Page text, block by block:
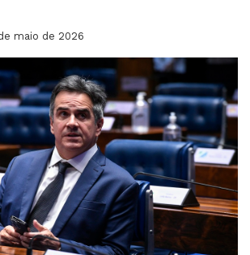
maio de 2026